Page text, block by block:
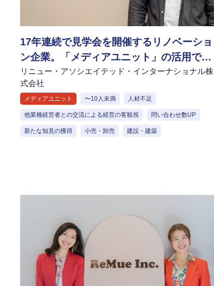
17年連続で見学会を開催するリノベーショ
ン企業。「メディアユニット」の活用で得
た新たな経営の視点とは
リニュー・アソシエイテッド・インターナショナル株
式会社
メディアユニット 〜10人未満 人材不足
他業種経営者との交流による経営の客観視 問い合わせ数UP
新たな知見の獲得 小売・卸売 建設・建築